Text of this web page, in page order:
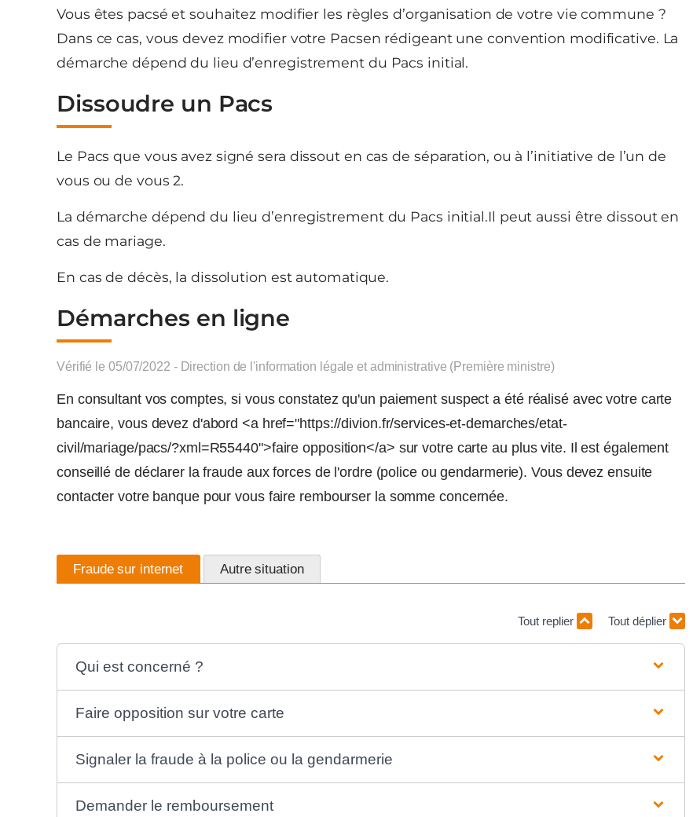
Vous êtes pacsé et souhaitez modifier les règles d’organisation de votre vie commune ?
Dans ce cas, vous devez modifier votre Pacsen rédigeant une convention modificative. La
démarche dépend du lieu d’enregistrement du Pacs initial.
Dissoudre un Pacs
Le Pacs que vous avez signé sera dissout en cas de séparation, ou à l’initiative de l’un de
vous ou de vous 2.
La démarche dépend du lieu d’enregistrement du Pacs initial.Il peut aussi être dissout en
cas de mariage.
En cas de décès, la dissolution est automatique.
Démarches en ligne
Vérifié le 05/07/2022 - Direction de l'information légale et administrative (Première ministre)
En consultant vos comptes, si vous constatez qu'un paiement suspect a été réalisé avec votre carte
bancaire, vous devez d'abord <a href="https://divion.fr/services-et-demarches/etat-
civil/mariage/pacs/?xml=R55440">faire opposition</a> sur votre carte au plus vite. Il est également
conseillé de déclarer la fraude aux forces de l'ordre (police ou gendarmerie). Vous devez ensuite
contacter votre banque pour vous faire rembourser la somme concernée.
Fraude sur internet Autre situation
Tout replier Tout déplier
Qui est concerné ?
Faire opposition sur votre carte
Signaler la fraude à la police ou la gendarmerie
Demander le remboursement